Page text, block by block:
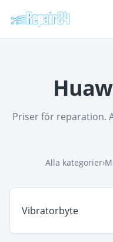
Priser för reparation.
Alla kategorier›
Vibratorbyte